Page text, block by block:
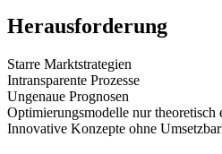
Herausforderung
Starre Marktstrategien
Intransparente Prozesse
Ungenaue Prognosen
Optimierungsmodelle nur theoretisch
Innovative Konzepte ohne